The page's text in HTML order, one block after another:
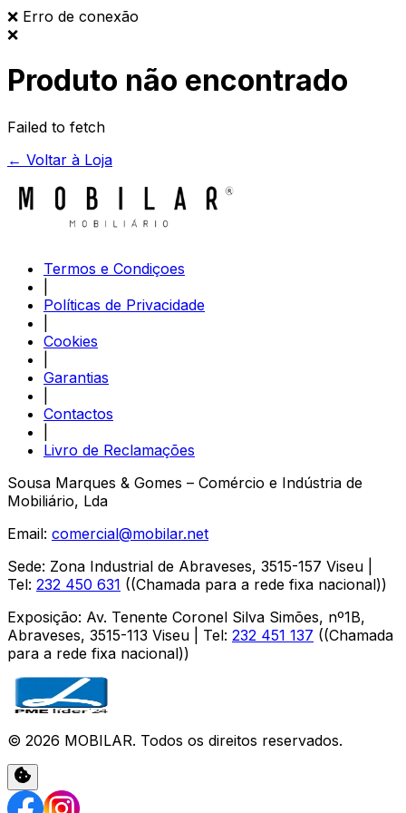
❌ Erro de conexão
❌
Produto não encontrado
Failed to fetch
← Voltar à Loja
Termos e Condiçoes
Políticas de Privacidade
Cookies
Garantias
Contactos
Livro de Reclamações
Sousa Marques & Gomes – Comércio e Indústria de
Mobiliário, Lda
Email: comercial@mobilar.net
Sede: Zona Industrial de Abraveses, 3515-157 Viseu
Tel: 232 450 631 ((Chamada para a rede fixa nacional))
Exposição: Av. Tenente Coronel Silva Simões, nº1B,
Abraveses, 3515-113 Viseu | Tel: 232 451 137 ((Chamada
para a rede fixa nacional))
© 2026 MOBILAR. Todos os direitos reservados.